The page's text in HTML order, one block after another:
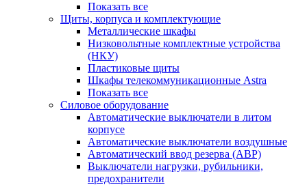
Показать все
Щиты, корпуса и комплектующие
Металлические шкафы
Низковольтные комплектные устройства
(НКУ)
Пластиковые щиты
Шкафы телекоммуникационные Astra
Показать все
Силовое оборудование
Автоматические выключатели в литом
корпусе
Автоматические выключатели воздушные
Автоматический ввод резерва (АВР)
Выключатели нагрузки, рубильники,
предохранители